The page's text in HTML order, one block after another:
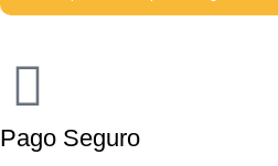
Pago Seguro